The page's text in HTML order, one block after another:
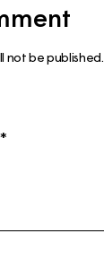
not be published.